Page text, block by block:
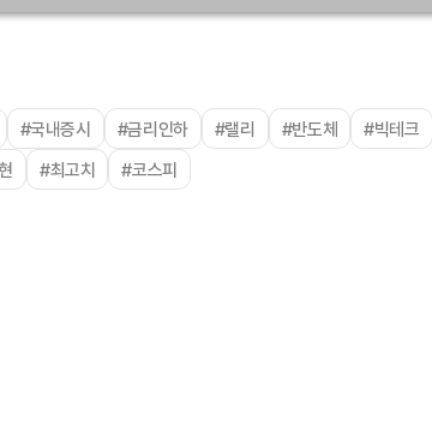
#국내증시 #금리인하 #랠리 #반도체 #빅테크
#최고치 #코스피